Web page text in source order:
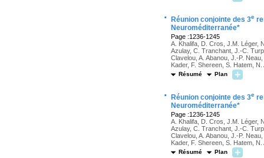
· Réunion conjointe des 3e
Neuroméditerranée*
Page :1236-1245
A. Khalifa, D. Cros, J.M. Léger,
Azulay, C. Tranchant, J.-C.
Clavelou, A. Abanou, J.-P.
Kader, F. Shereen, S. Hatem,
Résumé Plan
· Réunion conjointe des 3e
Neuroméditerranée*
Page :1236-1245
A. Khalifa, D. Cros, J.M. Léger,
Azulay, C. Tranchant, J.-C.
Clavelou, A. Abanou, J.-P.
Kader, F. Shereen, S. Hatem,
Résumé Plan